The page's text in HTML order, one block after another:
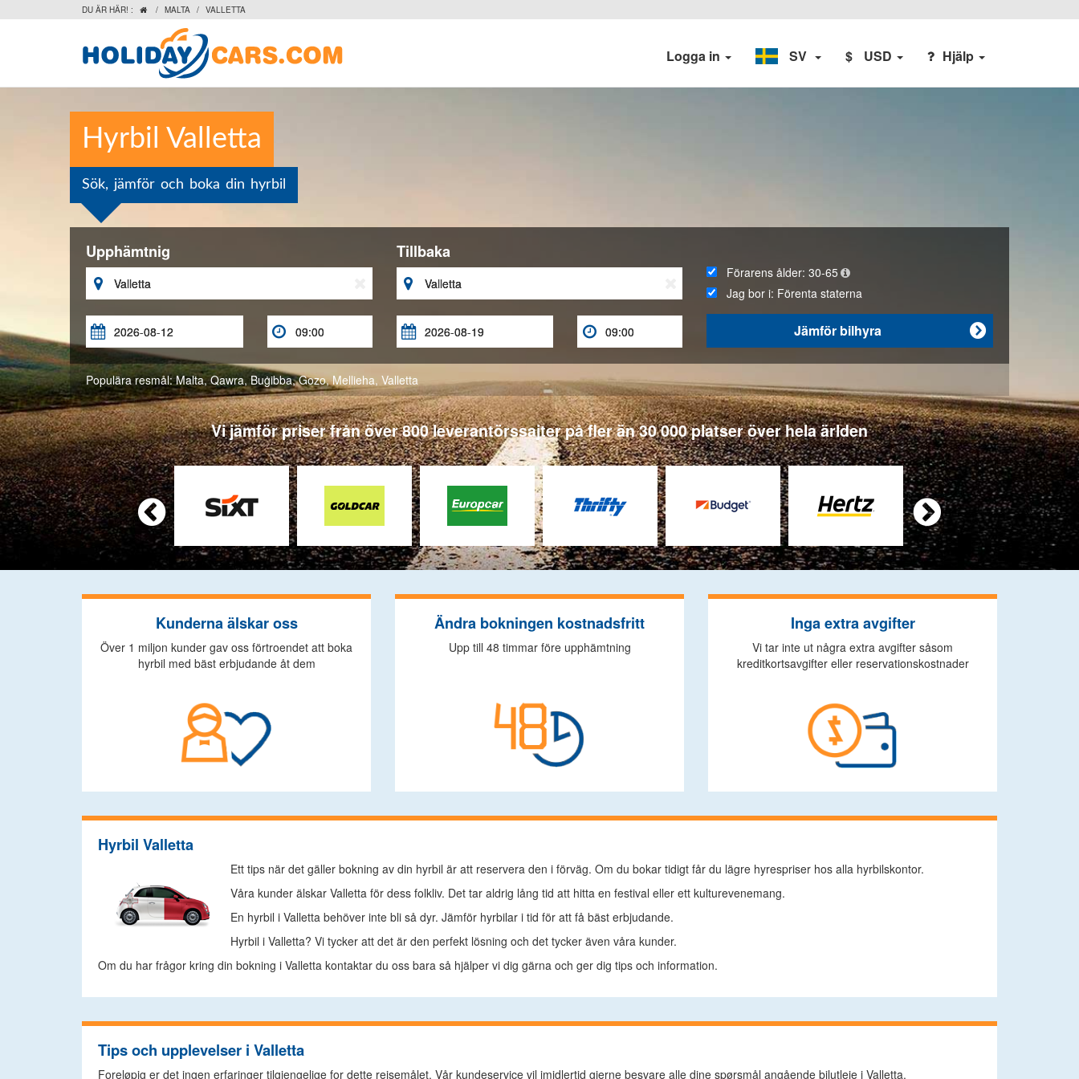
DU ÄR HÄR! :  / MALTA / VALLETTA
Logga in SV $ USD Hjälp
Hyrbil Valletta
Sök, jämför och boka din hyrbil
Upphämtnig

 
Tillbaka

 
Förarens ålder:30-65
Jag bor i: Förenta staterna

Jämför bilhyra
Populära resmål:Malta,Qawra,Buġibba,Gozo,Mellieha, Valletta
Vi jämför priser från över 800 leverantörssajter på fler än 30 000 platser över hela ärlden
 
Kunderna älskar oss
Över 1 miljon kunder gav oss förtroendet att boka
hyrbil med bäst erbjudande åt dem
Ändra bokningen kostnadsfritt
Upp till 48 timmar före upphämtning
Inga extra avgifter
Vi tar inte ut några extra avgifter såsom
kreditkortsavgifter eller reservationskostnader
Hyrbil Valletta
Ett tips när det gäller bokning av din hyrbil är att reservera den i förväg. Om du bokar tidigt får du lägre hyrespriser hos alla hyrbilskontor.
Våra kunder älskar Valletta för dess folkliv. Det tar aldrig lång tid att hitta en festival eller ett kulturevenemang.
En hyrbil i Valletta behöver inte bli så dyr. Jämför hyrbilar i tid för att få bäst erbjudande.
Hyrbil i Valletta? Vi tycker att det är den perfekt lösning och det tycker även våra kunder.
Om du har frågor kring din bokning i Valletta kontaktar du oss bara så hjälper vi dig gärna och ger dig tips och information.
Tips och upplevelser i Valletta
Foreløpig er det ingen erfaringer tilgjengelige for dette reisemålet. Vår kundeservice vil imidlertid gjerne besvare alle dine spørsmål angående bilutleie i Valletta.